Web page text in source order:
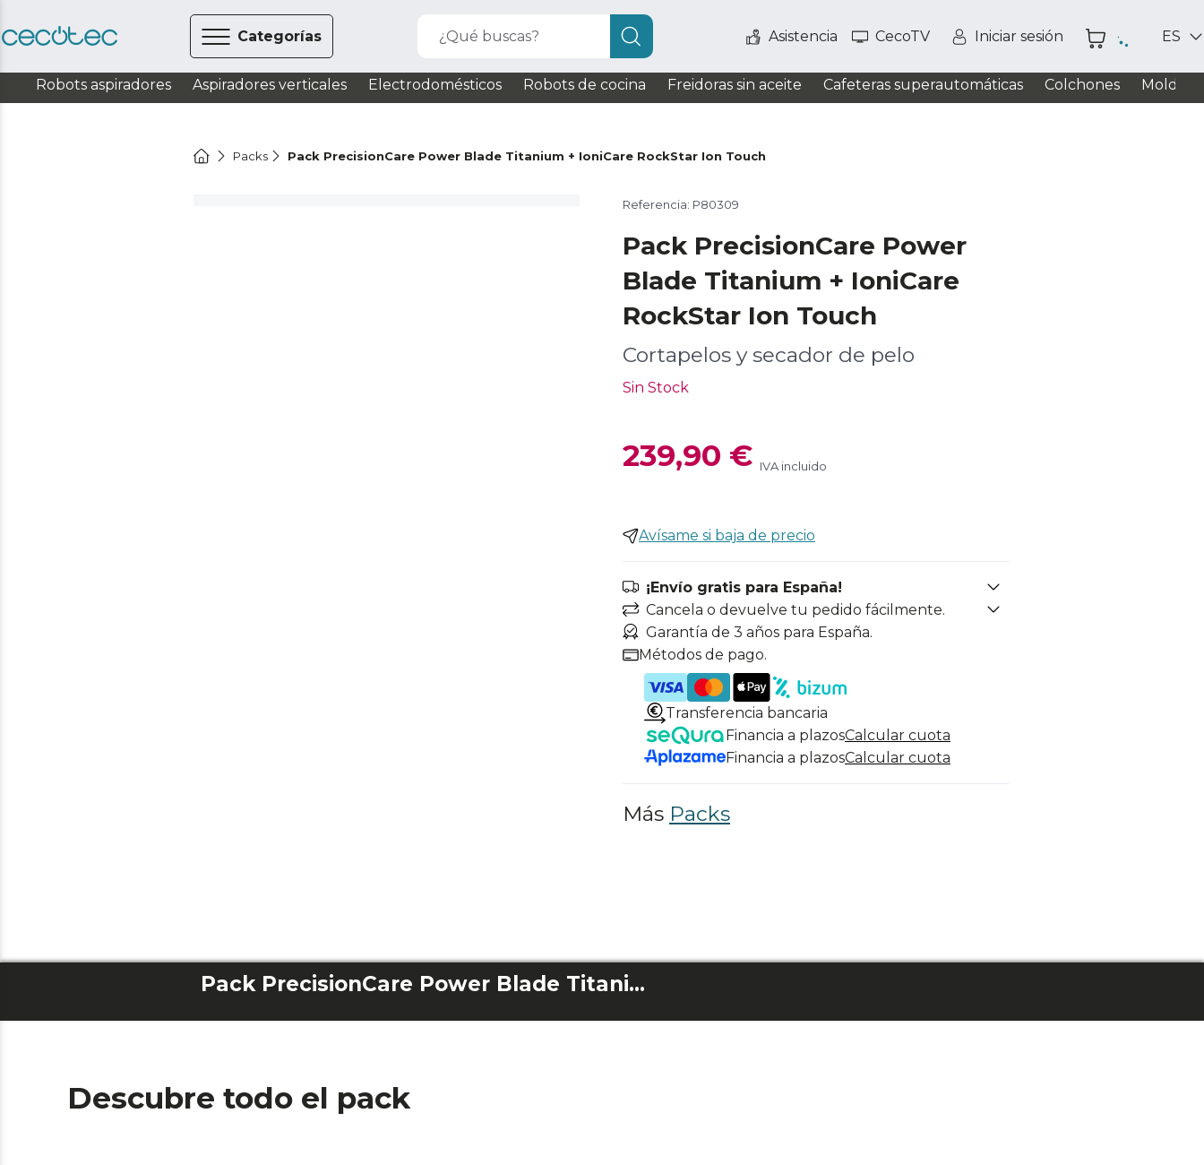
Categorías ¿Qué buscas? Asistencia CecoTV Iniciar sesión ES
Robots aspiradores Aspiradores verticales Electrodomésticos Robots de cocina Freidoras sin aceite Cafeteras superautomáticas Colchones
Packs Pack PrecisionCare Power Blade Titanium + IoniCare RockStar Ion Touch
Referencia: P80309
Pack PrecisionCare Power
Blade Titanium + IoniCare
RockStar Ion Touch
Cortapelos y secador de pelo
Sin Stock
239,90 € IVA incluido
Avísame si baja de precio
¡Envío gratis para España!
Cancela o devuelve tu pedido fácilmente.
Garantía de 3 años para España.
Métodos de pago.
Transferencia bancaria
Financia a plazosCalcular cuota
Financia a plazosCalcular cuota
Más Packs
Pack PrecisionCare Power Blade Titanium + IoniCare RockStar Ion Touch
Descubre todo el pack